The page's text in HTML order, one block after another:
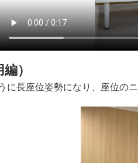
）
長座位姿勢になり、座位の